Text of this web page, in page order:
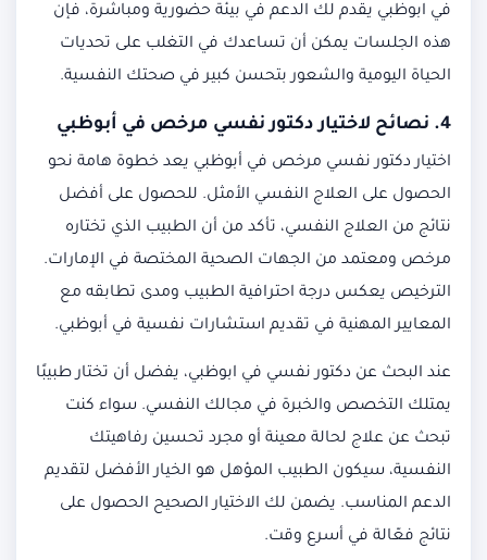
في ابوظبي يقدم لك الدعم في بيئة حضورية ومباشرة، فإن
هذه الجلسات يمكن أن تساعدك في التغلب على تحديات
الحياة اليومية والشعور بتحسن كبير في صحتك النفسية.
4. نصائح لاختيار دكتور نفسي مرخص في أبوظبي
اختيار دكتور نفسي مرخص في أبوظبي يعد خطوة هامة نحو
الحصول على العلاج النفسي الأمثل. للحصول على أفضل
نتائج من العلاج النفسي، تأكد من أن الطبيب الذي تختاره
مرخص ومعتمد من الجهات الصحية المختصة في الإمارات.
الترخيص يعكس درجة احترافية الطبيب ومدى تطابقه مع
المعايير المهنية في تقديم استشارات نفسية في أبوظبي.
عند البحث عن دكتور نفسي في ابوظبي، يفضل أن تختار طبيبًا
يمتلك التخصص والخبرة في مجالك النفسي. سواء كنت
تبحث عن علاج لحالة معينة أو مجرد تحسين رفاهيتك
النفسية، سيكون الطبيب المؤهل هو الخيار الأفضل لتقديم
الدعم المناسب. يضمن لك الاختيار الصحيح الحصول على
نتائج فعّالة في أسرع وقت.